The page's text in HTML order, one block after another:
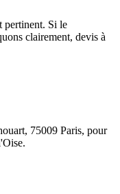
pertinent. Si le
clairement, devis à
75009 Paris, pour